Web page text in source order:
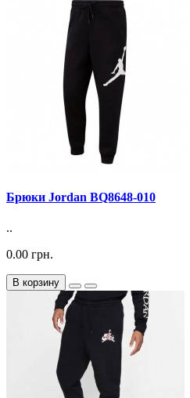
Брюки Jordan BQ8648-010
..
0.00 грн.
В корзину